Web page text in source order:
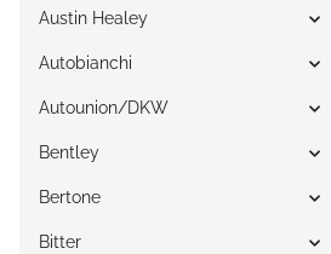
Austin Healey
Autobianchi
Autounion/DKW
Bentley
Bertone
Bitter